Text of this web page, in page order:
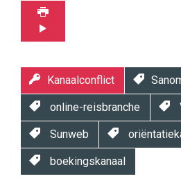
Kanaalconflict
online-reisbranche
Sunweb
boekingskanaal